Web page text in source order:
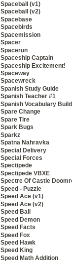
Spaceball (v1)
Spaceball (v2)
Spacebase
Spacebirds
Spacemission
Spacer
Spacerun
Spaceship Captain
Spaceship Excitement!
Spaceway
Spacewreck
Spanish Study Guide
Spanish Teacher #1
Spanish Vocabulary
Spare Change
Spare Tire
Spark Bugs
Sparkz
Spatna Nahravka
Special Delivery
Special Forces
Spectipede
Spectipede VBXE
Spectre Of Castle
Speed - Puzzle
Speed Ace (v1)
Speed Ace (v2)
Speed Ball
Speed Demon
Speed Facts
Speed Fox
Speed Hawk
Speed King
Speed Math Addition